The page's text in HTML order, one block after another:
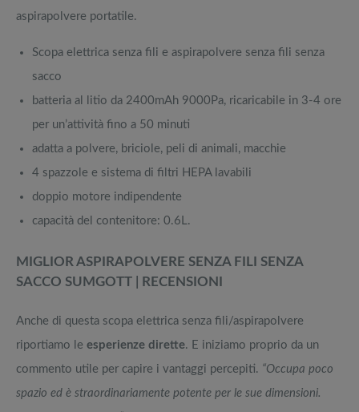
aspirapolvere portatile.
Scopa elettrica senza fili e aspirapolvere senza fili senza
sacco
batteria al litio da 2400mAh 9000Pa, ricaricabile in 3-4 ore
per un’attività fino a 50 minuti
adatta a polvere, briciole, peli di animali, macchie
4 spazzole e sistema di filtri HEPA lavabili
doppio motore indipendente
capacità del contenitore: 0.6L.
MIGLIOR ASPIRAPOLVERE SENZA FILI SENZA
SACCO SUMGOTT | RECENSIONI
Anche di questa scopa elettrica senza fili/aspirapolvere
riportiamo le esperienze dirette. E iniziamo proprio da un
commento utile per capire i vantaggi percepiti. “Occupa poco
spazio ed è straordinariamente potente per le sue dimensioni.